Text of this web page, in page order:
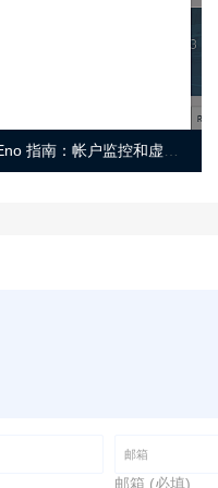
邮箱 (必填)